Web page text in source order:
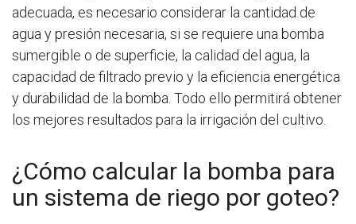
adecuada, es necesario considerar la cantidad de
agua y presión necesaria, si se requiere una bomba
sumergible o de superficie, la calidad del agua, la
capacidad de filtrado previo y la eficiencia energética
y durabilidad de la bomba. Todo ello permitirá obtener
los mejores resultados para la irrigación del cultivo.
¿Cómo calcular la bomba para
un sistema de riego por goteo?